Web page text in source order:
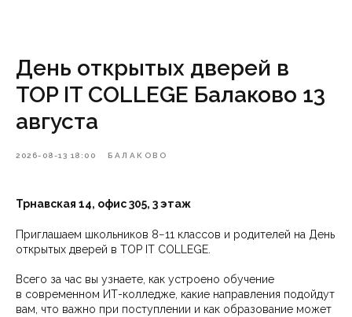
День открытых дверей в
TOP IT COLLEGE Балаково 13
августа
2026-08-13 18:00 БАЛАКОВО
Трнавская 14, офис 305, 3 этаж
Приглашаем школьников 8−11 классов и родителей на День
открытых дверей в TOP IT COLLEGE.
Всего за час вы узнаете, как устроено обучение
в современном ИТ-колледже, какие направления подойдут
вам, что важно при поступлении и как образование может